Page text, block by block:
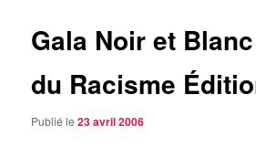
Gala Noir et
du Racisme
Publié le23 avril 2006